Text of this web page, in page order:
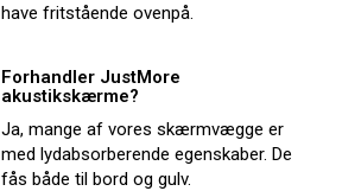
have fritstående ovenpå.
Forhandler JustMore
akustikskærme?
Ja, mange af vores skærmvægge er
med lydabsorberende egenskaber. De
fås både til bord og gulv.